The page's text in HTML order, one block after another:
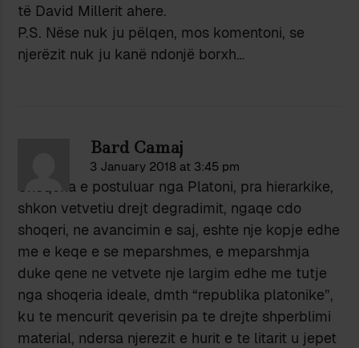
të David Millerit ahere.
P.S. Nëse nuk ju pëlqen, mos komentoni, se
njerëzit nuk ju kanë ndonjë borxh…
Bard Camaj
3 January 2018 at 3:45 pm
Shoqeria e postuluar nga Platoni, pra hierarkike,
shkon vetvetiu drejt degradimit, ngaqe cdo
shoqeri, ne avancimin e saj, eshte nje kopje edhe
me e keqe e se meparshmes, e meparshmja
duke qene ne vetvete nje largim edhe me tutje
nga shoqeria ideale, dmth “republika platonike”,
ku te mencurit qeverisin pa te drejte shperblimi
material, ndersa njerezit e hurit e te litarit u jepet